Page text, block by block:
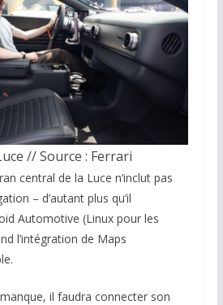
// Source : Ferrari
central de la Luce n’inclut pas
– d’autant plus qu’il
Automotive (Linux pour les
l’intégration de Maps
il faudra connecter son